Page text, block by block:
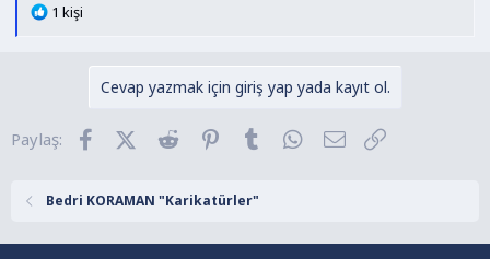
T
e
1 kişi
Cevap yazmak için giriş yap yada kayıt ol.
Paylaş: FacebookX (Twitter)
Reddit Pinterest
Tumblr WhatsApp
E-posta
Bedri KORAMAN "Karikatürler"